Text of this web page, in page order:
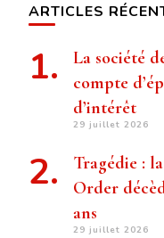
ARTICLES
La société
compte
d’intérêt
29 juillet 2026
Tragédie :
Order
ans
29 juillet 2026